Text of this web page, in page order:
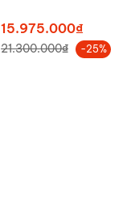
15.975.000₫
21.300.000₫ -25%